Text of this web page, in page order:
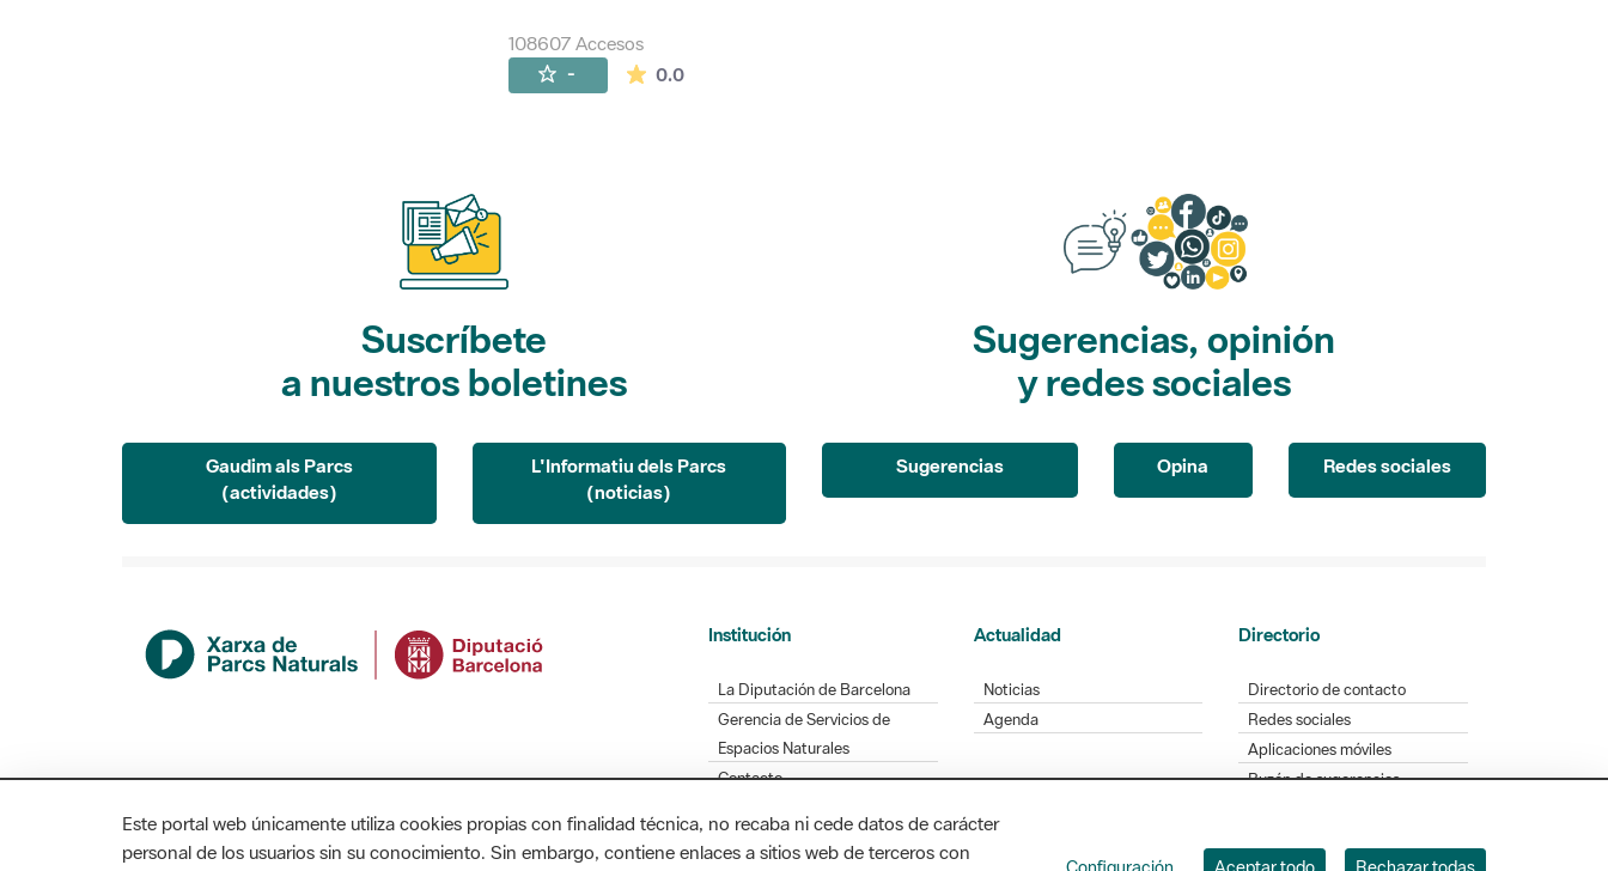
108607 Accesos
- 0.0La valoración media es de 0 estrellas de 5.
Suscríbete
a nuestros boletines
Gaudim als Parcs
(actividades)
L'Informatiu dels Parcs
(noticias)
Sugerencias, opinión
y redes sociales
Sugerencias Opina Redes sociales
Institución
La Diputación de Barcelona
Gerencia de Servicios de
Espacios Naturales
Contacto
Actualidad
Noticias
Agenda
Directorio
Directorio de contacto
Redes sociales
Aplicaciones móviles
Buzón de sugerencias
Este portal web únicamente utiliza cookies propias con finalidad técnica, no recaba ni cede datos de carácter
personal de los usuarios sin su conocimiento. Sin embargo, contiene enlaces a sitios web de terceros con
Configuración Aceptar todo Rechazar todas